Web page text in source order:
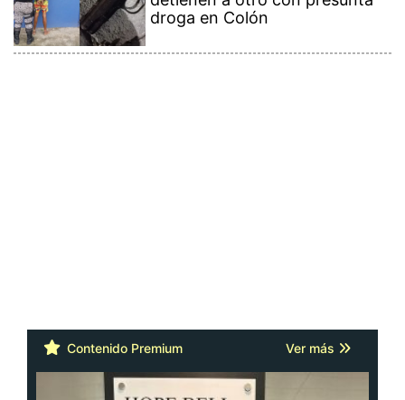
droga en Colón
Contenido Premium Ver más